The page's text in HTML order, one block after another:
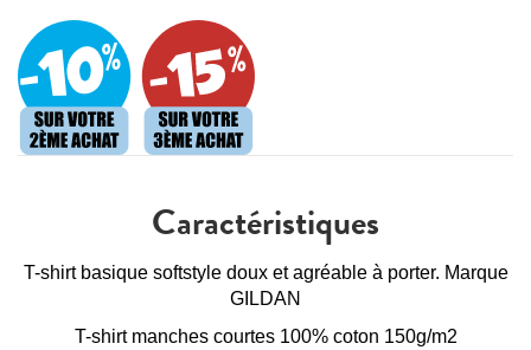
Caractéristiques
T-shirt basique softstyle doux et agréable à porter. Marque
GILDAN
T-shirt manches courtes 100% coton 150g/m2